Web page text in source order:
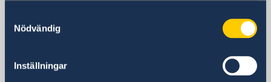
Nödvändig
Inställningar
Postadress
Avenida Arce 2631 Edificio Multicine, Piso
11, San Jorge